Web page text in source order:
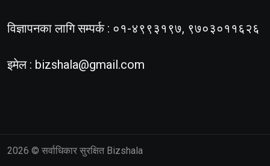
विज्ञापनका लागि सम्पर्क : ०१-४९९३१९७, ९७०३०११६२६
इमेल : bizshala@gmail.com
2026 © सर्वाधिकार सुरक्षित Bizshala